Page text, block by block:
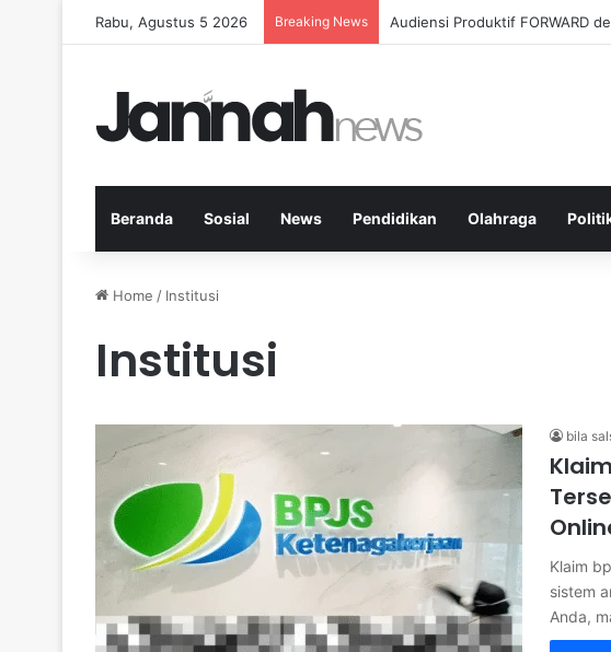
Rabu, Agustus 5 2026 Breaking News Diet Fleksibel Membangun
Beranda Sosial News Pendidikan Olahraga
Home / Institusi
Institusi
bila
Klaim
sistem
Anda,